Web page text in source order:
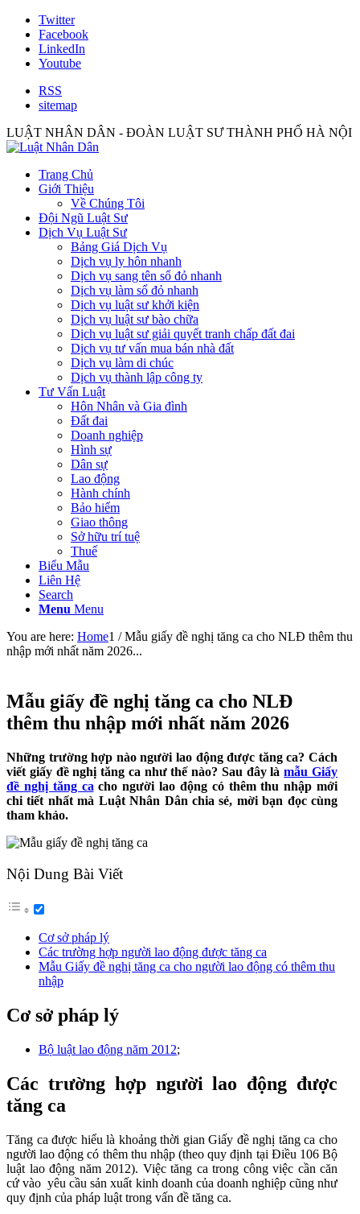
Twitter
Facebook
LinkedIn
Youtube
RSS
sitemap
LUẬT NHÂN DÂN - ĐOÀN LUẬT SƯ THÀNH PHỐ HÀ NỘI
Trang Chủ
Giới Thiệu
Về Chúng Tôi
Đội Ngũ Luật Sư
Dịch Vụ Luật Sư
Bảng Giá Dịch Vụ
Dịch vụ ly hôn nhanh
Dịch vụ sang tên sổ đỏ nhanh
Dịch vụ làm sổ đỏ nhanh
Dịch vụ luật sư khởi kiện
Dịch vụ luật sư bào chữa
Dịch vụ luật sư giải quyết tranh chấp đất đai
Dịch vụ tư vấn mua bán nhà đất
Dịch vụ làm di chúc
Dịch vụ thành lập công ty
Tư Vấn Luật
Hôn Nhân và Gia đình
Đất đai
Doanh nghiệp
Hình sự
Dân sự
Lao động
Hành chính
Bảo hiểm
Giao thông
Sở hữu trí tuệ
Thuế
Biểu Mẫu
Liên Hệ
Search
Menu Menu
You are here: Home1 / Mẫu giấy đề nghị tăng ca cho NLĐ thêm thu
nhập mới nhất năm 2026...
Mẫu giấy đề nghị tăng ca cho NLĐ
thêm thu nhập mới nhất năm 2026
Những trường hợp nào người lao động được tăng ca? Cách
viết giấy đề nghị tăng ca như thế nào? Sau đây làmẫu Giấy
đề nghị tăng ca cho người lao động có thêm thu nhập mới
chi tiết nhất mà Luật Nhân Dân chia sẻ, mời bạn đọc cùng
tham khảo.
Nội Dung Bài Viết
Cơ sở pháp lý
Các trường hợp người lao động được tăng ca
Mẫu Giấy đề nghị tăng ca cho người lao động có thêm thu
nhập
Cơ sở pháp lý
Bộ luật lao động năm 2012;
Các trường hợp người lao động được
tăng ca
Tăng ca được hiểu là khoảng thời gian Giấy đề nghị tăng ca cho
người lao động có thêm thu nhập (theo quy định tại Điều 106 Bộ
luật lao động năm 2012). Việc tăng ca trong công việc cần căn
cứ vào yêu cầu sản xuất kinh doanh của doanh nghiệp cũng như
quy định của pháp luật trong vấn đề tăng ca.